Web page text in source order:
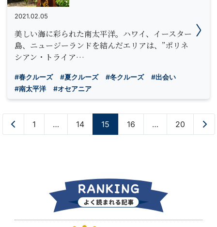
2021.02.05
美しい海に彩られた南太平洋。ハワイ、イースター
島、ニュージーランドを結んだエリアは、”ポリネ
シアン・トライア…
#春クルーズ #夏クルーズ #冬クルーズ
#出会い
#南太平洋
#オセアニア
« 1 … 14 15 16 … 20 »